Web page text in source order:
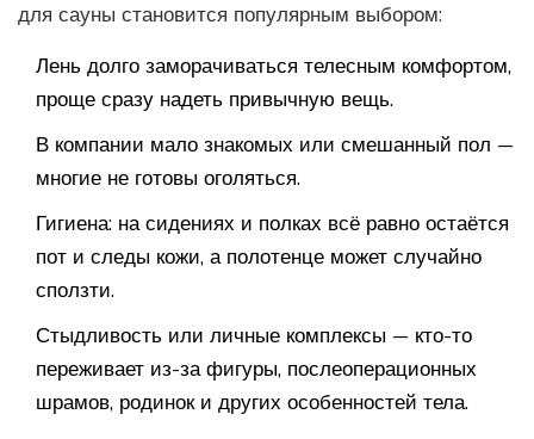
для сауны становится популярным выбором:
Лень долго заморачиваться телесным комфортом,
проще сразу надеть привычную вещь.
В компании мало знакомых или смешанный пол —
многие не готовы оголяться.
Гигиена: на сидениях и полках всё равно остаётся
пот и следы кожи, а полотенце может случайно
сползти.
Стыдливость или личные комплексы — кто-то
переживает из-за фигуры, послеоперационных
шрамов, родинок и других особенностей тела.